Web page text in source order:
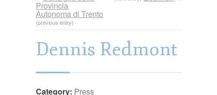
Provincia
Autonoma di Trento
(previous entry)
Dennis Redmont
Category: Press